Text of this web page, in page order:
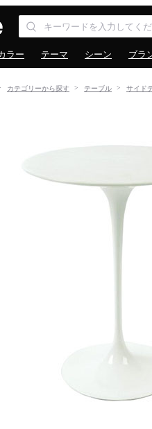
ラー テーマ シーン ブラ
カテゴリーから探す テーブル サイド